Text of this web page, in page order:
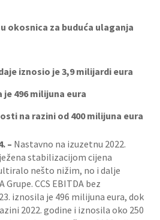
okosnica za buduća ulaganja
iznosio je 3,9 milijardi eura
je 496 milijuna eura
na razini od 400 milijuna eura
– Nastavno na izuzetnu 2022.
stabilizacijom cijena
nešto nižim, no i dalje
CCS EBITDA bez
iznosila je 496 milijuna eura, dok
2022. godine i iznosila oko 250